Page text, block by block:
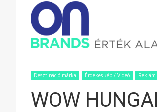
Desztináció márka Érdekes kép / Videó Reklám
WOW